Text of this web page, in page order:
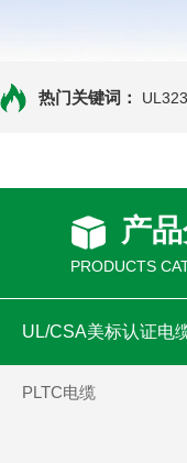
热门关键词：
产
PRODUCTS
UL/CSA美标认证电
PLTC电缆